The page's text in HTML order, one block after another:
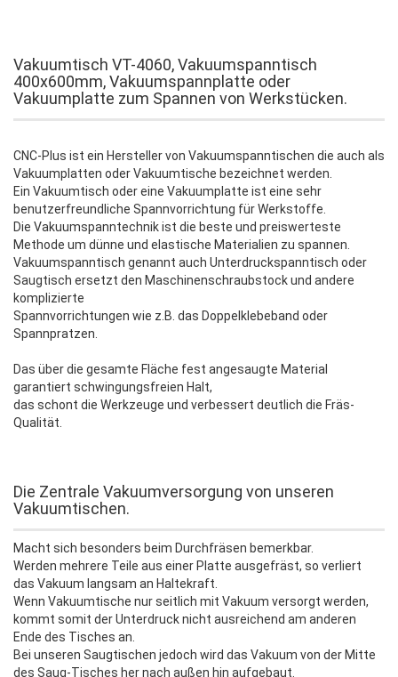
Vakuumtisch VT-4060, Vakuumspanntisch
400x600mm, Vakuumspannplatte oder
Vakuumplatte zum Spannen von Werkstücken.
CNC-Plus ist ein Hersteller von Vakuumspanntischen die auch als
Vakuumplatten oder Vakuumtische bezeichnet werden.
Ein Vakuumtisch oder eine Vakuumplatte ist eine sehr
benutzerfreundliche Spannvorrichtung für Werkstoffe.
Die Vakuumspanntechnik ist die beste und preiswerteste
Methode um dünne und elastische Materialien zu spannen.
Vakuumspanntisch genannt auch Unterdruckspanntisch oder
Saugtisch ersetzt den Maschinenschraubstock und andere
komplizierte
Spannvorrichtungen wie z.B. das Doppelklebeband oder
Spannpratzen.
Das über die gesamte Fläche fest angesaugte Material
garantiert schwingungsfreien Halt,
das schont die Werkzeuge und verbessert deutlich die Fräs-
Qualität.
Die Zentrale Vakuumversorgung von unseren
Vakuumtischen.
Macht sich besonders beim Durchfräsen bemerkbar.
Werden mehrere Teile aus einer Platte ausgefräst, so verliert
das Vakuum langsam an Haltekraft.
Wenn Vakuumtische nur seitlich mit Vakuum versorgt werden,
kommt somit der Unterdruck nicht ausreichend am anderen
Ende des Tisches an.
Bei unseren Saugtischen jedoch wird das Vakuum von der Mitte
des Saug-Tisches her nach außen hin aufgebaut.